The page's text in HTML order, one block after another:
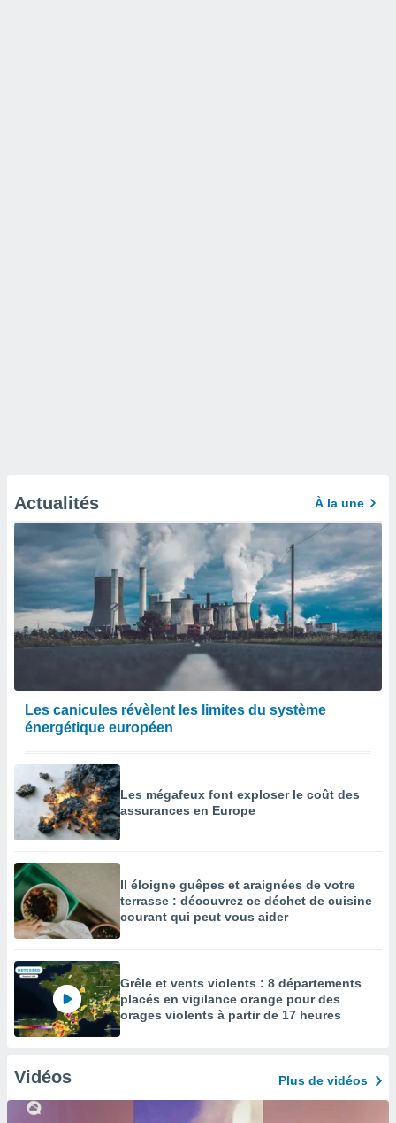
Actualités À la une
Les canicules révèlent les limites du système
énergétique européen
Les mégafeux font exploser le coût des
assurances en Europe
Il éloigne guêpes et araignées de votre
terrasse : découvrez ce déchet de cuisine
courant qui peut vous aider
Grêle et vents violents : 8 départements
placés en vigilance orange pour des
orages violents à partir de 17 heures
Vidéos Plus de vidéos